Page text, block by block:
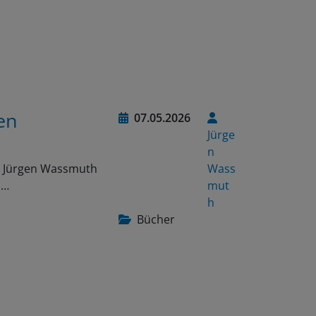
07.05.2026
Jürge
n
Wass
mut
h
Bücher
Wassmuth